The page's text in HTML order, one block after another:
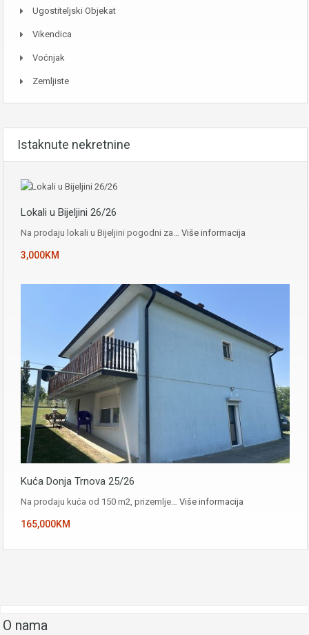
Ugostiteljski Objekat
Vikendica
Voćnjak
Zemljiste
Istaknute nekretnine
Lokali u Bijeljini 26/26
Na prodaju lokali u Bijeljini pogodni za… Više informacija
3,000KM
Kuća Donja Trnova 25/26
Na prodaju kuća od 150 m2, prizemlje… Više informacija
165,000KM
O nama